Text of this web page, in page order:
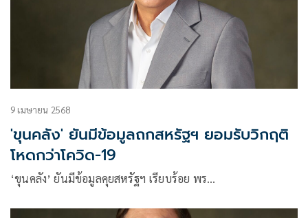
9 เมษายน 2568
'ขุนคลัง' ยันมีข้อมูลถกสหรัฐฯ ยอมรับวิกฤติ
โหดกว่าโควิด-19
‘ขุนคลัง’ ยันมีข้อมูลคุยสหรัฐฯ เรียบร้อย พร…